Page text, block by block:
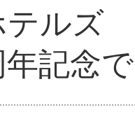
テル
記念